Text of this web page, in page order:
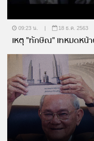
09:23 น. | 18 ธ.ค. 2563
เหตุ "ทักษิณ" เทหมดหน้